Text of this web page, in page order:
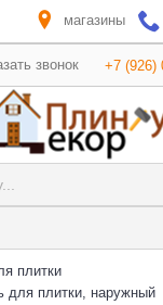
магазины
звонок +7 (926)
плитки
для плитки, наружный